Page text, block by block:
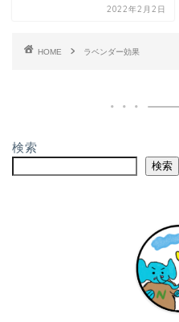
2022年2月2日
HOME ラベンダー効果
検索
検索